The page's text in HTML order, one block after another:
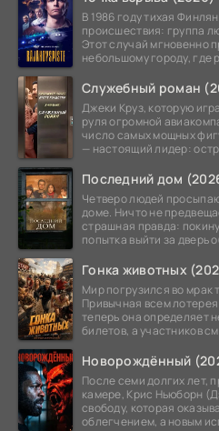
В 1986 году тихая
происшествия: группа
Этот случай мгновенно
небольшому городу, где
Служебный роман
Джеки Круз, которую
руля огромной
число самых мощных
— настоящий лидер:
Последний дом
Четверо людей
доме. Ничто не
страшная правда:
попытка выйти за дверь
Гонка животных
Мир погрузился во мрак
Привычная всем
теперь она определяет
билетов, а участников
Новорождённый
После семи долгих лет,
камере, Крис Ньюборн
свободу, которая
облегчением, а новым